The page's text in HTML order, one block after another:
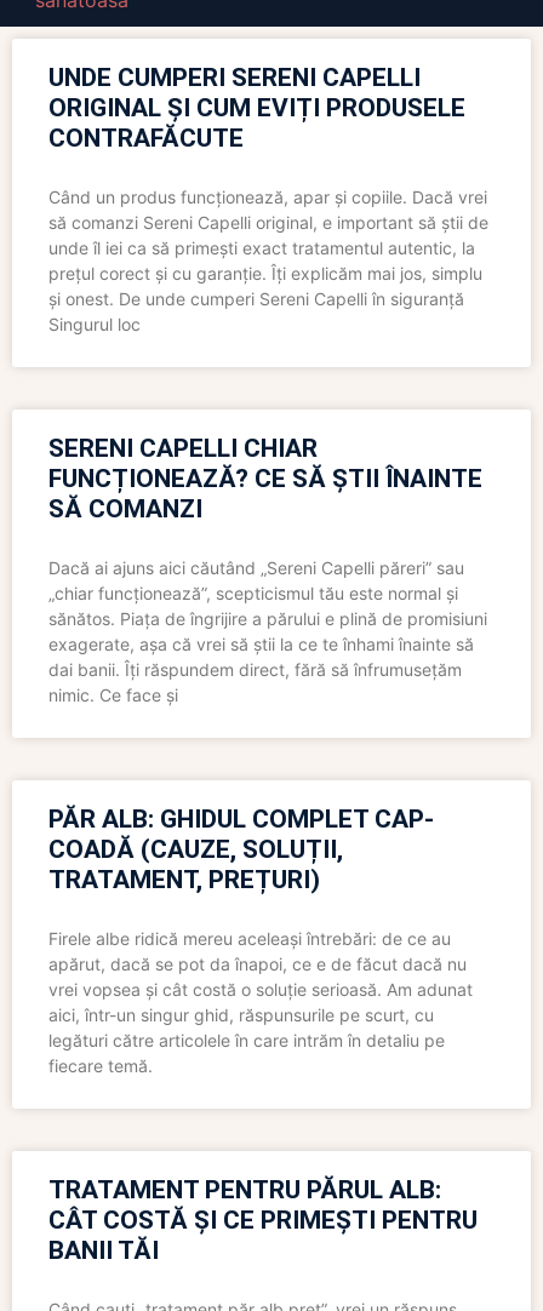
UNDE CUMPERI SERENI CAPELLI
ORIGINAL ȘI CUM EVIȚI PRODUSELE
CONTRAFĂCUTE
Când un produs funcționează, apar și copiile. Dacă vrei
să comanzi Sereni Capelli original, e important să știi de
unde îl iei ca să primești exact tratamentul autentic, la
prețul corect și cu garanție. Îți explicăm mai jos, simplu
și onest. De unde cumperi Sereni Capelli în siguranță
Singurul loc
SERENI CAPELLI CHIAR
FUNCȚIONEAZĂ? CE SĂ ȘTII ÎNAINTE
SĂ COMANZI
Dacă ai ajuns aici căutând „Sereni Capelli păreri” sau
„chiar funcționează”, scepticismul tău este normal și
sănătos. Piața de îngrijire a părului e plină de promisiuni
exagerate, așa că vrei să știi la ce te înhami înainte să
dai banii. Îți răspundem direct, fără să înfrumusețăm
nimic. Ce face și
PĂR ALB: GHIDUL COMPLET CAP-
COADĂ (CAUZE, SOLUȚII,
TRATAMENT, PREȚURI)
Firele albe ridică mereu aceleași întrebări: de ce au
apărut, dacă se pot da înapoi, ce e de făcut dacă nu
vrei vopsea și cât costă o soluție serioasă. Am adunat
aici, într-un singur ghid, răspunsurile pe scurt, cu
legături către articolele în care intrăm în detaliu pe
fiecare temă.
TRATAMENT PENTRU PĂRUL ALB:
CÂT COSTĂ ȘI CE PRIMEȘTI PENTRU
BANII TĂI